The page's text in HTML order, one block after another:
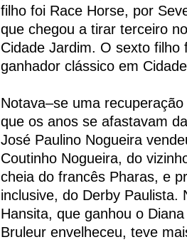
filho foi Race Horse, por
que chegou a tirar terceiro
Cidade Jardim. O sexto
ganhador clássico em
Notava–se uma
que os anos se afastavam
José Paulino Nogueira
Coutinho Nogueira, do
cheia do francês Pharas, e
inclusive, do Derby
Hansita, que ganhou o
Bruleur envelheceu, teve